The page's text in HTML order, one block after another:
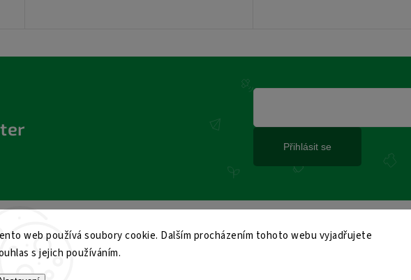
web používá soubory cookie. Dalším procházením tohoto webu vyjadřujete
s jejich používáním.
Přihlásit se
vyhrazena.